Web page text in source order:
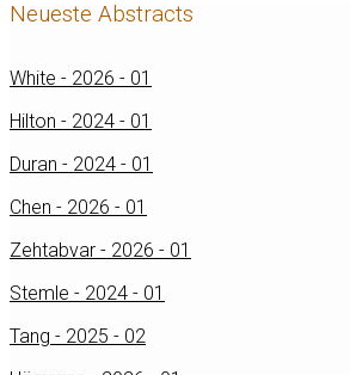
Neueste Abstracts
White - 2026 - 01
Hilton - 2024 - 01
Duran - 2024 - 01
Chen - 2026 - 01
Zehtabvar - 2026 - 01
Stemle - 2024 - 01
Tang - 2025 - 02